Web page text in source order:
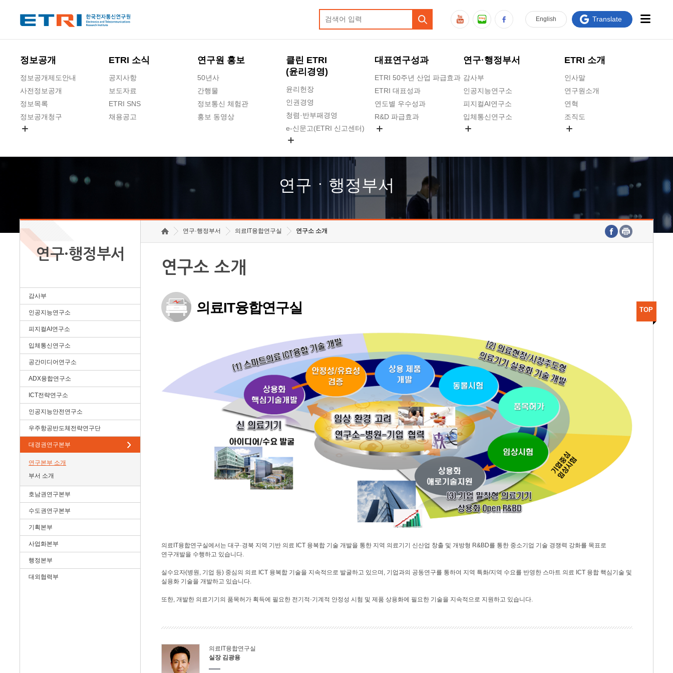
정보공개
정보공개제도안내
사전정보공개
정보목록
정보공개청구
ETRI 소식
공지사항
보도자료
ETRI SNS
채용공고
연구원 홍보
50년사
간행물
정보통신 체험관
홍보 동영상
클린 ETRI
(윤리경영)
윤리헌장
인권경영
청렴·반부패경영
e-신문고(ETRI 신고센터)
고객의소리
수의계약 현황
대표연구성과
ETRI 50주년 산업 파급효과
ETRI 대표성과
연도별 우수성과
R&D 파급효과
연구·행정부서
감사부
인공지능연구소
피지컬AI연구소
입체통신연구소
호남권연구본부
기획본부
ETRI 소개
인사말
연구원소개
연혁
조직도
연구원 고객헌장
주요업무연락처
English Translate
연구ㆍ행정부서
연구·행정부서
감사부
인공지능연구소
피지컬AI연구소
입체통신연구소
공간미디어연구소
ADX융합연구소
ICT전략연구소
인공지능안전연구소
우주항공반도체전략연구단
대경권연구본부
연구본부 소개
부서 소개
호남권연구본부
수도권연구본부
기획본부
사업화본부
행정본부
대외협력부
연구·행정부서 의료IT융합연구실 연구소 소개
연구소 소개
의료IT융합연구실
의료IT융합연구실에서는 대구·경북 지역 기반 의료 ICT 융복합 기술 개발을 통한 지역 의료기기 신산업 창출 및 개방형 R&BD를 통한 중소기업 기술 경쟁력 강화를 목표로
연구개발을 수행하고 있습니다.
실수요자(병원, 기업 등) 중심의 의료 ICT 융복합 기술을 지속적으로 발굴하고 있으며, 기업과의 공동연구를 통하여 지역 특화/지역 수요를 반영한 스마트 의료 ICT 융합 핵심기술 및
실용화 기술을 개발하고 있습니다.
또한, 개발한 의료기기의 품목허가 획득에 필요한 전기적·기계적 안정성 시험 및 제품 상용화에 필요한 기술을 지속적으로 지원하고 있습니다.
의료IT융합연구실
실장 김광용
TOP